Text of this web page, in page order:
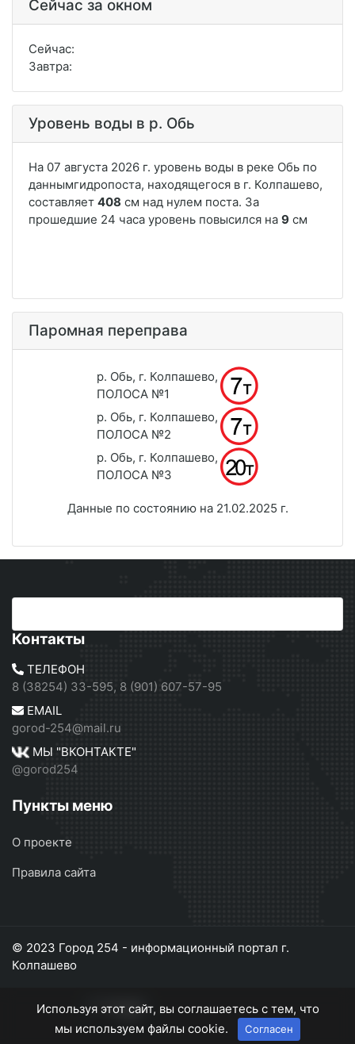
Сейчас за окном
Сейчас:
Завтра:
Уровень воды в р. Обь
Паромная переправа
р. Обь, г. Колпашево,
ПОЛОСА №1
р. Обь, г. Колпашево,
ПОЛОСА №2
р. Обь, г. Колпашево,
ПОЛОСА №3
Данные по состоянию на 21.02.2025 г.
Контакты
ТЕЛЕФОН
8 (38254) 33-595, 8 (901) 607-57-95
EMAIL
gorod-254@mail.ru
МЫ "ВКОНТАКТЕ"
@gorod254
Пункты меню
О проекте
Правила сайта
© 2023 Город 254 - информационный портал г.
Колпашево
Используя этот сайт, вы соглашаетесь с тем, что
мы используем файлы cookie.
Согласен